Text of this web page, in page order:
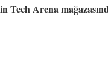
Arena